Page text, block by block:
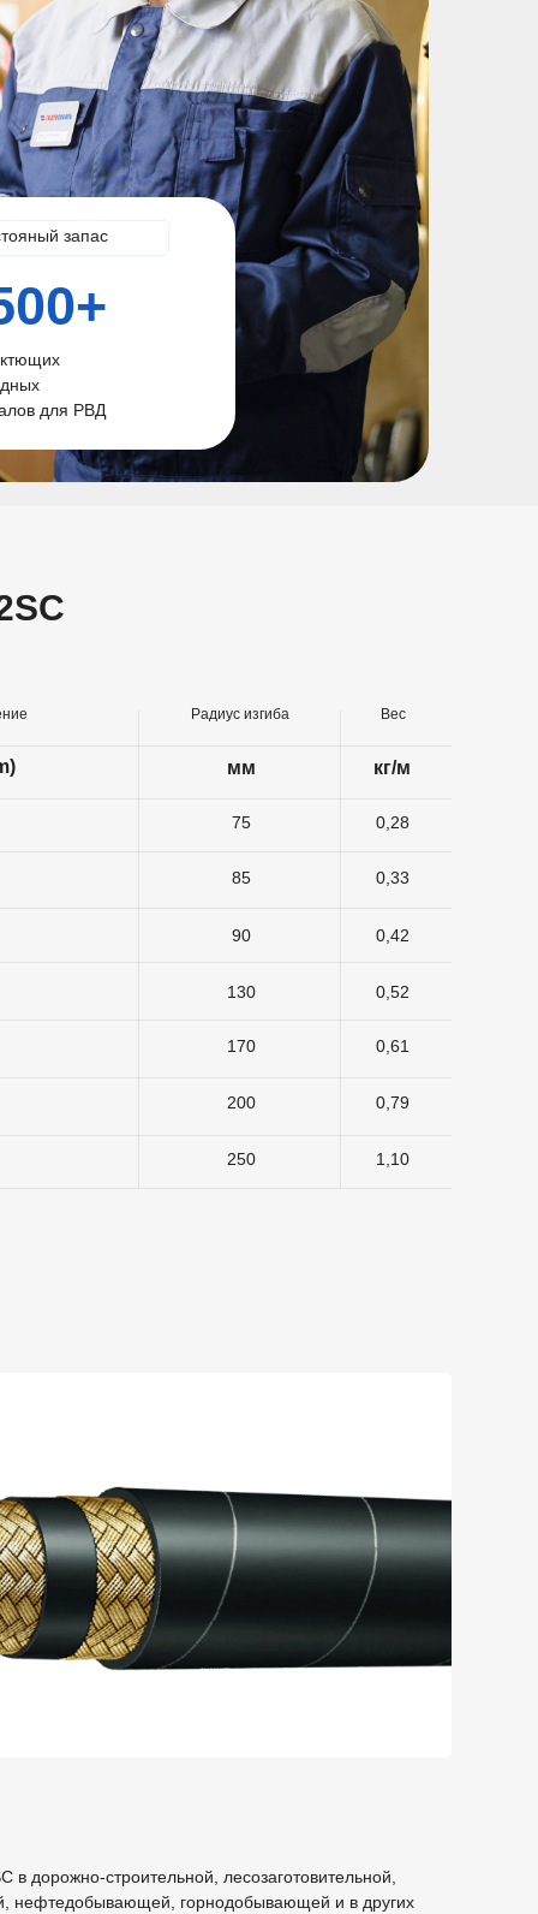
запас
для РВД
кг/м
мм
75
85
90
130
170
0,28
200
0,33
250
0,42
0,52
0,61
0,79
1,10
Радиус изгиба Вес
в дорожно-строительной, лесозаготовительной,
нефтедобывающей, горнодобывающей и в других